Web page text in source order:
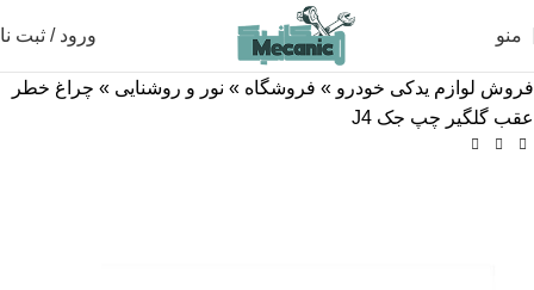
منو ورود / ثبت
فروش لوازم یدکی خودرو » فروشگاه » نور و روشنایی » چراغ خطر
عقب گلگیر چپ جک J4